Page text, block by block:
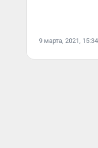
9 марта, 2021, 15:34